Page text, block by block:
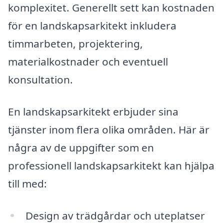
komplexitet. Generellt sett kan kostnaden
för en landskapsarkitekt inkludera
timmarbeten, projektering,
materialkostnader och eventuell
konsultation.
En landskapsarkitekt erbjuder sina
tjänster inom flera olika områden. Här är
några av de uppgifter som en
professionell landskapsarkitekt kan hjälpa
till med:
Design av trädgårdar och uteplatser